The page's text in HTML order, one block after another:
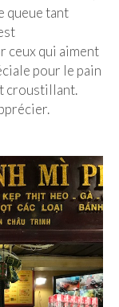
queue tant
ceux qui aiment
pour le pain
croustillant.